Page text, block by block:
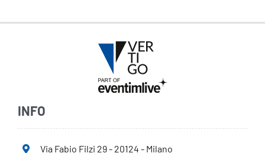
INFO
Via Fabio Filzi 29 - 20124 - Milano